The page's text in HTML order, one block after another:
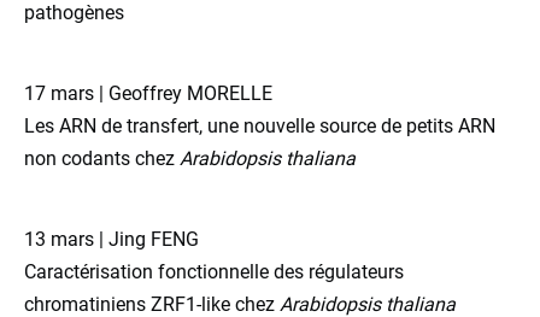
pathogènes
17 mars | Geoffrey MORELLE
Les ARN de transfert, une nouvelle source de petits ARN
non codants chez Arabidopsis thaliana
13 mars | Jing FENG
Caractérisation fonctionnelle des régulateurs
chromatiniens ZRF1-like chez Arabidopsis thaliana